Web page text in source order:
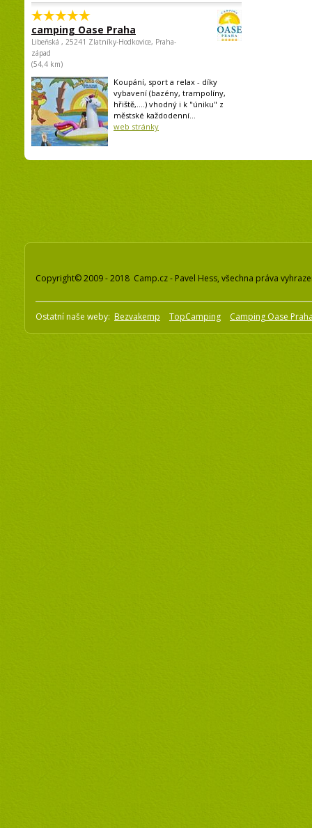
camping Oase Praha
Libeňská , 25241 Zlatníky-Hodkovice, Praha-
západ
(54,4 km)
Koupání, sport a relax - díky
vybavení (bazény, trampolíny,
hřiště,....) vhodný i k "úniku" z
městské každodenní...
web stránky
Copyright© 2009 - 2018 Camp.cz - Pavel Hess, všechna práva
Ostatní naše weby: Bezvakemp TopCamping Camping Oase